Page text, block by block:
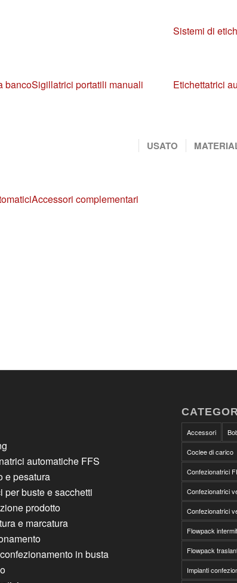
bancoSigillatrici portatili manuali
Sistemi di
Etichettatrici
Accessori complementari
USATO
automatiche FFS
e pesatura
per buste e sacchetti
prodotto
e marcatura
in busta
Accessori
Coclee di carico
Confezionatrici
Confezionatrici
Confezionatrici
Flowpack
Flowpack
Impianti